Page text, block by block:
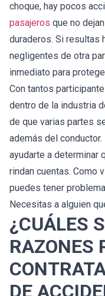
choque, hay pocos
pasajeros que no
duraderos. Si resultas
negligentes de otra
inmediato para
Con tantos
dentro de la industria
de que varias partes
además del
ayudarte a determinar
rindan cuentas. Como
puedes tener
Necesitas a alguien
¿CUÁLES
RAZONES
DE